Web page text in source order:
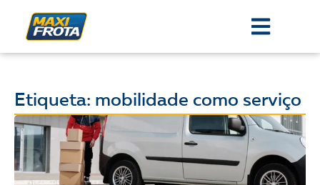
Etiqueta: mobilidade como serviço